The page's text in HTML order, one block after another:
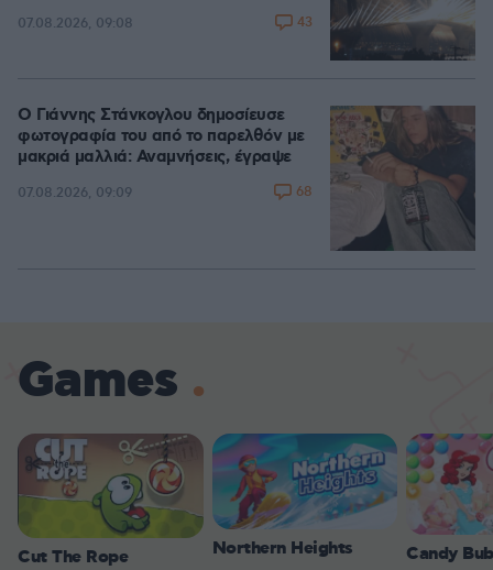
07.08.2026, 09:08 43
Ο Γιάννης Στάνκογλου δημοσίευσε
φωτογραφία του από το παρελθόν με
μακριά μαλλιά: Αναμνήσεις, έγραψε
07.08.2026, 09:09 68
Games
Cut The Rope Northern Heights Candy